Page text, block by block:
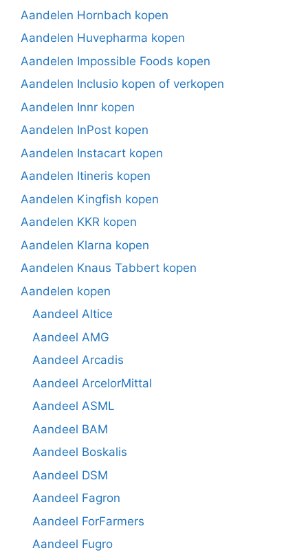
Aandelen Hornbach kopen
Aandelen Huvepharma kopen
Aandelen Impossible Foods kopen
Aandelen Inclusio kopen of verkopen
Aandelen Innr kopen
Aandelen InPost kopen
Aandelen Instacart kopen
Aandelen Itineris kopen
Aandelen Kingfish kopen
Aandelen KKR kopen
Aandelen Klarna kopen
Aandelen Knaus Tabbert kopen
Aandelen kopen
Aandeel Altice
Aandeel AMG
Aandeel Arcadis
Aandeel ArcelorMittal
Aandeel ASML
Aandeel BAM
Aandeel Boskalis
Aandeel DSM
Aandeel Fagron
Aandeel ForFarmers
Aandeel Fugro